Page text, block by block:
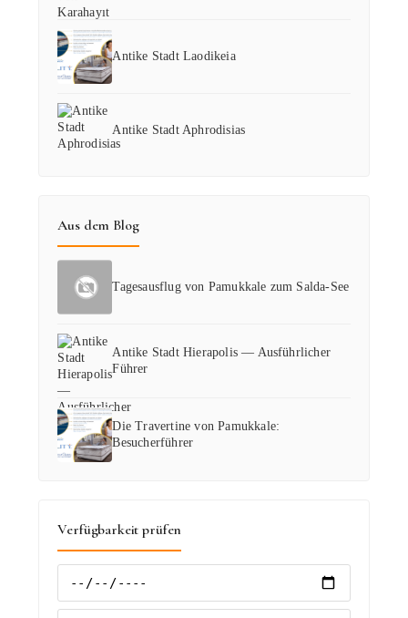
Antike Stadt Laodikeia
Antike Stadt Aphrodisias
Aus dem Blog
Tagesausflug von Pamukkale zum Salda-See
Antike Stadt Hierapolis — Ausführlicher
Führer
Die Travertine von Pamukkale:
Besucherführer
Verfügbarkeit prüfen